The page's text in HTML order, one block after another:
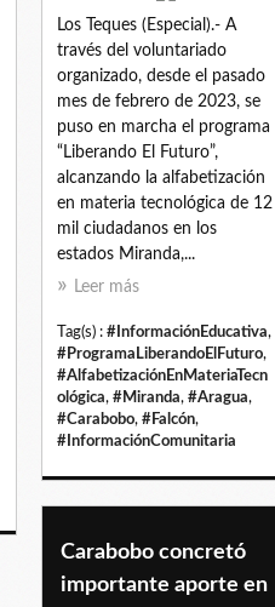
Los Teques (Especial).- A
través del voluntariado
organizado, desde el pasado
mes de febrero de 2023, se
puso en marcha el programa
“Liberando El Futuro”,
alcanzando la alfabetización
en materia tecnológica de 12
mil ciudadanos en los
estados Miranda,...
Leer más
Tag(s) : #InformaciónEducativa,
#ProgramaLiberandoElFuturo,
#AlfabetizaciónEnMateriaTecn
ológica, #Miranda, #Aragua,
#Carabobo, #Falcón,
#InformaciónComunitaria
Carabobo concretó
importante aporte en